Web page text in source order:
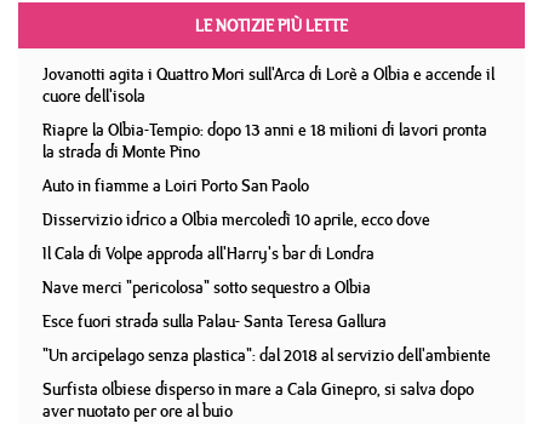
LE NOTIZIE PIÙ LETTE
Jovanotti agita i Quattro Mori sull'Arca di Lorè a Olbia e accende il
cuore dell'isola
Riapre la Olbia-Tempio: dopo 13 anni e 18 milioni di lavori pronta
la strada di Monte Pino
Auto in fiamme a Loiri Porto San Paolo
Disservizio idrico a Olbia mercoledì 10 aprile, ecco dove
Il Cala di Volpe approda all'Harry's bar di Londra
Nave merci "pericolosa" sotto sequestro a Olbia
Esce fuori strada sulla Palau- Santa Teresa Gallura
"Un arcipelago senza plastica": dal 2018 al servizio dell'ambiente
Surfista olbiese disperso in mare a Cala Ginepro, si salva dopo
aver nuotato per ore al buio